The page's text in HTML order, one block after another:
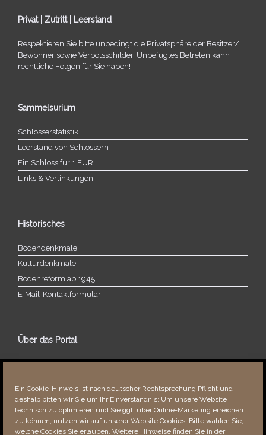
Ein Cookie-Hinweis ist nach deutscher Rechtsprechung Pflicht und
deshalb bitten wir Sie um Ihr Einverständnis: Um unsere Website
technisch zu optimieren und Sie ggf. über Online-Marketing erreichen
zu können, nutzen wir auf unserer Website Cookies. Bitte wählen Sie,
welche Cookies Sie erlauben. Weitere Hinweise finden Sie in der
Privat | Zutritt | Leerstand
Respektieren Sie bitte unbe­dingt die Privatsphäre der Besitzer/​
Bewohner sowie Verbotsschilder. Unbefugtes Betreten kann
recht­li­che Folgen für Sie haben!
Sammelsurium
Schlösserstatistik
Leerstand von Schlössern
Ein Schloss für 1 EUR
Links & Verlinkungen
Historisches
Bodendenkmale
Kulturdenkmale
Bodenreform ab 1945
E‑Mail-​​Kontaktformular
Über das Portal
Über dieses Portal
Fehler bemerkt?